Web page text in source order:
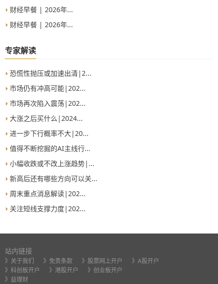
财经早餐 | 2026年...
财经早餐 | 2026年...
专家解读
恐慌性抛压或加速出清|2...
市场仍有冲高可能|202...
市场再次陷入震荡|202...
大涨之后买什么|2024...
进一步下行概率不大|20...
值得不断挖掘的AI主线行...
小幅收跌或不改上涨趋势|...
新高后还有哪些方向可以关...
周末重点消息解读|202...
关注短线支撑力度|202...
站内链接
》关于我们 》免责条款 》股票网上开户
》A股开户
》科创板开户
》港股开户
》创业板开户
》益理财